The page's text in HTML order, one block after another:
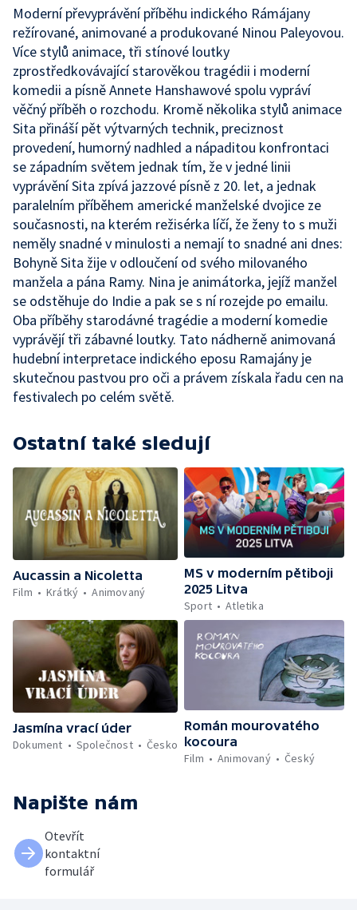
Moderní převyprávění příběhu indického Rámájany
režírované, animované a produkované Ninou Paleyovou.
Více stylů animace, tři stínové loutky
zprostředkovávající starověkou tragédii i moderní
komedii a písně Annete Hanshawové spolu vypráví
věčný příběh o rozchodu. Kromě několika stylů animace
Sita přináší pět výtvarných technik, preciznost
provedení, humorný nadhled a nápaditou konfrontaci
se západním světem jednak tím, že v jedné linii
vyprávění Sita zpívá jazzové písně z 20. let, a jednak
paralelním příběhem americké manželské dvojice ze
současnosti, na kterém režisérka líčí, že ženy to s muži
neměly snadné v minulosti a nemají to snadné ani dnes:
Bohyně Sita žije v odloučení od svého milovaného
manžela a pána Ramy. Nina je animátorka, jejíž manžel
se odstěhuje do Indie a pak se s ní rozejde po emailu.
Oba příběhy starodávné tragédie a moderní komedie
vyprávějí tři zábavné loutky. Tato nádherně animovaná
hudební interpretace indického eposu Ramajány je
skutečnou pastvou pro oči a právem získala řadu cen na
festivalech po celém světě.
Ostatní také sledují
Aucassin a Nicoletta
Film
Krátký Animovaný
MS v moderním pětiboji
2025 Litva
Sport
Atletika
Jasmína vrací úder
Dokument
Společnost Česko
Román mourovatého
kocoura
Film
Animovaný Český
Napište nám
Otevřít
kontaktní
formulář